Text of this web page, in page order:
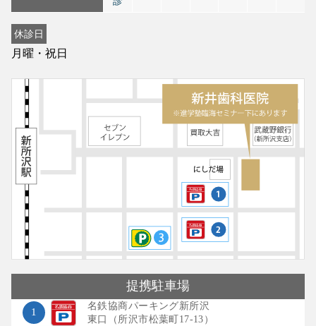
休診日
月曜・祝日
提携駐車場
1
名鉄協商パーキング新所沢
東口（所沢市松葉町17-13）